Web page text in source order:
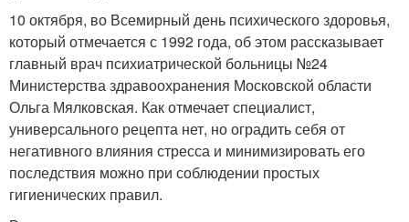
10 октября, во Всемирный день психического здоровья,
который отмечается с 1992 года, об этом рассказывает
главный врач психиатрической больницы №24
Министерства здравоохранения Московской области
Ольга Мялковская. Как отмечает специалист,
универсального рецепта нет, но оградить себя от
негативного влияния стресса и минимизировать его
последствия можно при соблюдении простых
гигиенических правил.